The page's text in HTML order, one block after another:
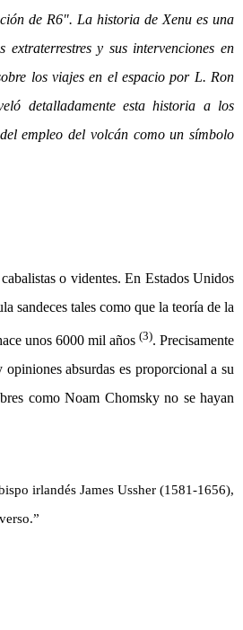
de R6". La historia de Xenu es una
y sus intervenciones en
los viajes en el espacio por L. Ron
detalladamente esta historia a los
empleo del volcán como un símbolo
o videntes. En Estados Unidos
sandeces tales como que la teoría de la
unos 6000 mil años (3). Precisamente
absurdas es proporcional a su
como Noam Chomsky no se hayan
irlandés James Ussher (1581-1656),